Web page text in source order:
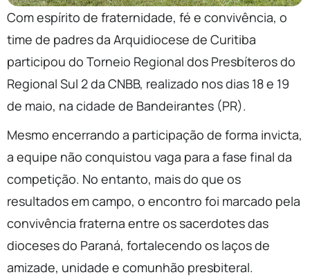
Com espírito de fraternidade, fé e convivência, o
time de padres da Arquidiocese de Curitiba
participou do Torneio Regional dos Presbíteros do
Regional Sul 2 da CNBB, realizado nos dias 18 e 19
de maio, na cidade de Bandeirantes (PR).
Mesmo encerrando a participação de forma invicta,
a equipe não conquistou vaga para a fase final da
competição. No entanto, mais do que os
resultados em campo, o encontro foi marcado pela
convivência fraterna entre os sacerdotes das
dioceses do Paraná, fortalecendo os laços de
amizade, unidade e comunhão presbiteral.